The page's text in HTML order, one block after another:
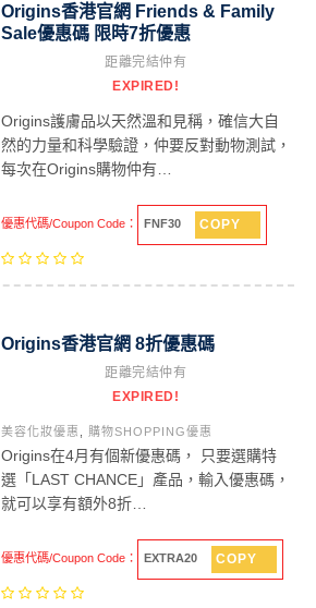
Origins香港官網 Friends & Family
Sale優惠碼 限時7折優惠
距離完結仲有
EXPIRED!
Origins護膚品以天然溫和見稱，確信大自
然的力量和科學驗證，仲要反對動物測試，
每次在Origins購物仲有…
優惠代碼/Coupon Code： FNF30 COPY
Origins香港官網 8折優惠碼
距離完結仲有
EXPIRED!
美容化妝優惠 購物SHOPPING優惠
Origins在4月有個新優惠碼， 只要選購特
選「LAST CHANCE」產品，輸入優惠碼，
就可以享有額外8折…
優惠代碼/Coupon Code： EXTRA20 COPY